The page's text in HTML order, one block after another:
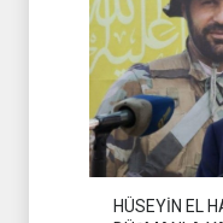
HÜSEYİN EL